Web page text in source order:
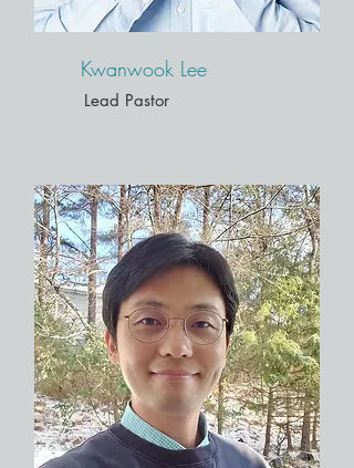
Kwanwook Lee
Lead Pastor